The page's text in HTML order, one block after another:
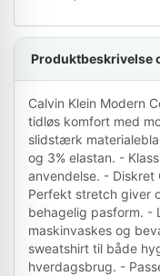
Produktbeskrivelse
Calvin Klein Modern
tidløs komfort med
slidstærk
og 3% elastan. -
anvendelse. - Diskret
Perfekt stretch giver
behagelig pasform. -
maskinvaskes og
sweatshirt til både
hverdagsbrug. -